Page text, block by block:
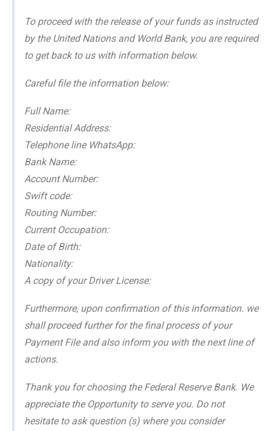
To proceed with the release of your funds as instructed
by the United Nations and World Bank, you are required
to get back to us with information below.
Careful file the information below:
Full Name:
Residential Address:
Telephone line WhatsApp:
Bank Name:
Account Number:
Swift code:
Routing Number:
Current Occupation:
Date of Birth:
Nationality:
A copy of your Driver License:
Furthermore, upon confirmation of this information. we
shall proceed further for the final process of your
Payment File and also inform you with the next line of
actions.
Thank you for choosing the Federal Reserve Bank. We
appreciate the Opportunity to serve you. Do not
hesitate to ask question (s) where you consider